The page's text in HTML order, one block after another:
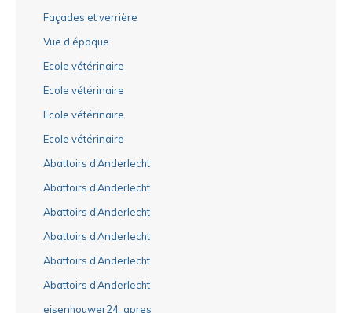
Façades et verrière
Vue d’époque
Ecole vétérinaire
Ecole vétérinaire
Ecole vétérinaire
Ecole vétérinaire
Abattoirs d’Anderlecht
Abattoirs d’Anderlecht
Abattoirs d’Anderlecht
Abattoirs d’Anderlecht
Abattoirs d’Anderlecht
Abattoirs d’Anderlecht
eisenhouwer24_apres